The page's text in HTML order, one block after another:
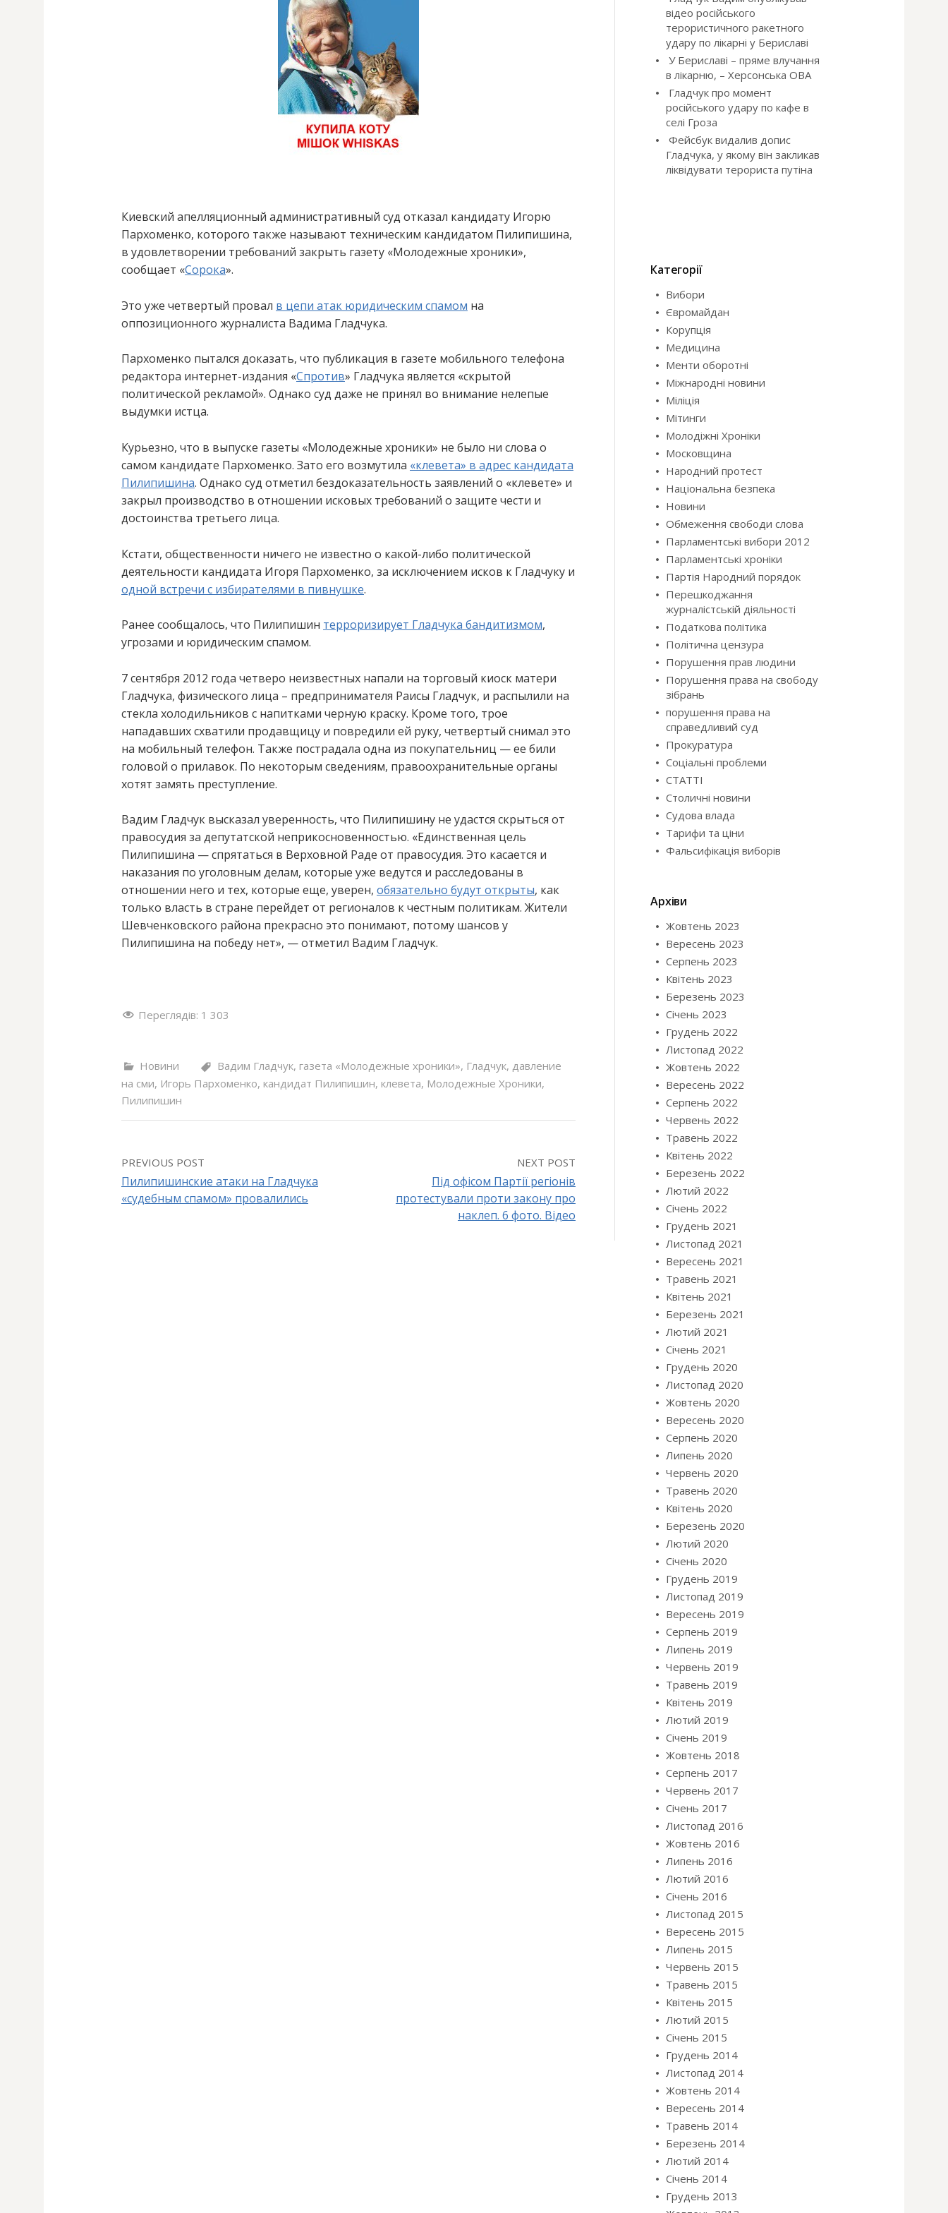
Киевский апелляционный административный суд отказал кандидату Игорю
Пархоменко, которого также называют техническим кандидатом Пилипишина,
в удовлетворении требований закрыть газету «Молодежные хроники»,
сообщает «Сорока».
Это уже четвертый провал в цепи атак юридическим спамом на
оппозиционного журналиста Вадима Гладчука.
Пархоменко пытался доказать, что публикация в газете мобильного телефона
редактора интернет-издания «Спротив» Гладчука является «скрытой
политической рекламой». Однако суд даже не принял во внимание нелепые
выдумки истца.
Курьезно, что в выпуске газеты «Молодежные хроники» не было ни слова о
самом кандидате Пархоменко. Зато его возмутила «клевета» в адрес кандидата
Пилипишина. Однако суд отметил бездоказательность заявлений о «клевете» и
закрыл производство в отношении исковых требований о защите чести и
достоинства третьего лица.
Кстати, общественности ничего не известно о какой-либо политической
деятельности кандидата Игоря Пархоменко, за исключением исков к Гладчуку и
одной встречи с избирателями в пивнушке.
Ранее сообщалось, что Пилипишин терроризирует Гладчука бандитизмом,
угрозами и юридическим спамом.
7 сентября 2012 года четверо неизвестных напали на торговый киоск матери
Гладчука, физического лица – предпринимателя Раисы Гладчук, и распылили на
стекла холодильников с напитками черную краску. Кроме того, трое
нападавших схватили продавщицу и повредили ей руку, четвертый снимал это
на мобильный телефон. Также пострадала одна из покупательниц — ее били
головой о прилавок. По некоторым сведениям, правоохранительные органы
хотят замять преступление.
Вадим Гладчук высказал уверенность, что Пилипишину не удастся скрыться от
правосудия за депутатской неприкосновенностью. «Единственная цель
Пилипишина — спрятаться в Верховной Раде от правосудия. Это касается и
наказания по уголовным делам, которые уже ведутся и расследованы в
отношении него и тех, которые еще, уверен, обязательно будут открыты, как
только власть в стране перейдет от регионалов к честным политикам. Жители
Шевченковского района прекрасно это понимают, потому шансов у
Пилипишина на победу нет», — отметил Вадим Гладчук.
Переглядів: 1 303
Новини Вадим Гладчук, газета «Молодежные хроники», Гладчук, давление
на сми, Игорь Пархоменко, кандидат Пилипишин, клевета, Молодежные Хроники,
Пилипишин
P
PREVIOUS POST
Пилипишинские атаки на Гладчука
«судебным спамом» провалились
NEXT POST
Під офісом Партії регіонів
протестували проти закону про
наклеп. 6 фото. Відео
відео російського
терористичного ракетного
удару по лікарні у Бериславі
У Бериславі – пряме влучання
в лікарню, – Херсонська ОВА
Гладчук про момент
російського удару по кафе в
селі Гроза
Фейсбук видалив допис
Гладчука, у якому він закликав
ліквідувати терориста путіна
Категорії
Вибори
Євромайдан
Корупція
Медицина
Менти оборотні
Міжнародні новини
Міліція
Мітинги
Молодіжні Хроніки
Московщина
Народний протест
Національна безпека
Новини
Обмеження свободи слова
Парламентські вибори 2012
Парламентські хроніки
Партія Народний порядок
Перешкоджання
журналістській діяльності
Податкова політика
Політична цензура
Порушення прав людини
Порушення права на свободу
зібрань
порушення права на
справедливий суд
Прокуратура
Соціальні проблеми
СТАТТІ
Столичні новини
Судова влада
Тарифи та ціни
Фальсифікація виборів
Архіви
Жовтень 2023
Вересень 2023
Серпень 2023
Квітень 2023
Березень 2023
Січень 2023
Грудень 2022
Листопад 2022
Жовтень 2022
Вересень 2022
Серпень 2022
Червень 2022
Травень 2022
Квітень 2022
Березень 2022
Лютий 2022
Січень 2022
Грудень 2021
Листопад 2021
Вересень 2021
Травень 2021
Квітень 2021
Березень 2021
Лютий 2021
Січень 2021
Грудень 2020
Листопад 2020
Жовтень 2020
Вересень 2020
Серпень 2020
Липень 2020
Червень 2020
Травень 2020
Квітень 2020
Березень 2020
Лютий 2020
Січень 2020
Грудень 2019
Листопад 2019
Вересень 2019
Серпень 2019
Липень 2019
Червень 2019
Травень 2019
Квітень 2019
Лютий 2019
Січень 2019
Жовтень 2018
Серпень 2017
Червень 2017
Січень 2017
Листопад 2016
Жовтень 2016
Липень 2016
Лютий 2016
Січень 2016
Листопад 2015
Вересень 2015
Липень 2015
Червень 2015
Травень 2015
Квітень 2015
Лютий 2015
Січень 2015
Грудень 2014
Листопад 2014
Жовтень 2014
Вересень 2014
Травень 2014
Березень 2014
Лютий 2014
Січень 2014
Грудень 2013